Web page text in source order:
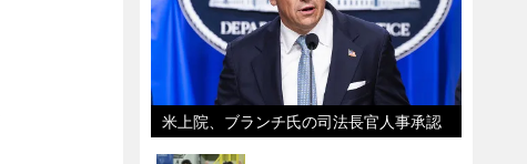
米上院、ブランチ氏の司法長官人事承認